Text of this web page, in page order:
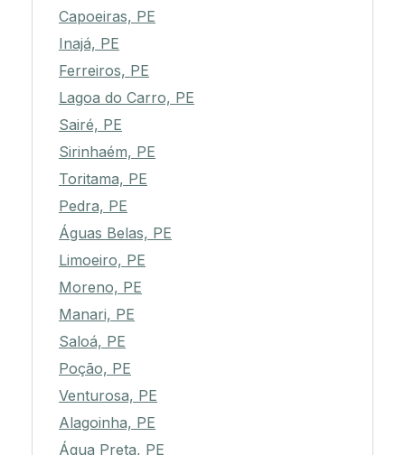
Capoeiras, PE
Inajá, PE
Ferreiros, PE
Lagoa do Carro, PE
Sairé, PE
Sirinhaém, PE
Toritama, PE
Pedra, PE
Águas Belas, PE
Limoeiro, PE
Moreno, PE
Manari, PE
Saloá, PE
Poção, PE
Venturosa, PE
Alagoinha, PE
Água Preta, PE